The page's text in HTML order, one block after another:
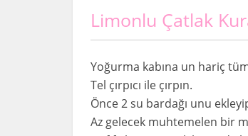
Limonlu Çatlak
Yoğurma kabına un hariç
Tel çırpıcı ile çırpın.
Önce 2 su bardağı unu
Az gelecek muhtemelen bir